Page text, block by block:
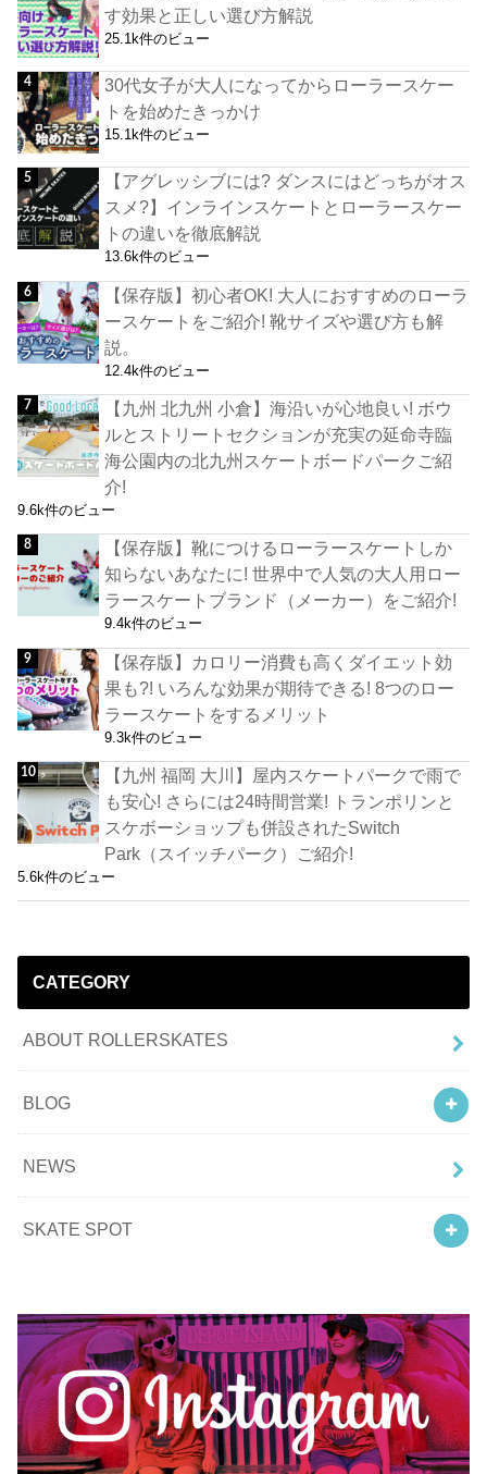
す効果と正しい選び方解説
25.1k件のビュー
30代女子が大人になってからローラースケー
トを始めたきっかけ
15.1k件のビュー
【アグレッシブには? ダンスにはどっちがオス
スメ?】インラインスケートとローラースケー
トの違いを徹底解説
13.6k件のビュー
【保存版】初心者OK! 大人におすすめのローラ
ースケートをご紹介! 靴サイズや選び方も解
説。
12.4k件のビュー
【九州 北九州 小倉】海沿いが心地良い! ボウ
ルとストリートセクションが充実の延命寺臨
海公園内の北九州スケートボードパークご紹
介!
9.6k件のビュー
【保存版】靴につけるローラースケートしか
知らないあなたに! 世界中で人気の大人用ロー
ラースケートブランド（メーカー）をご紹介!
9.4k件のビュー
【保存版】カロリー消費も高くダイエット効
果も?! いろんな効果が期待できる! 8つのロー
ラースケートをするメリット
9.3k件のビュー
【九州 福岡 大川】屋内スケートパークで雨で
も安心! さらには24時間営業! トランポリンと
スケボーショップも併設されたSwitch
Park（スイッチパーク）ご紹介!
5.6k件のビュー
CATEGORY
ABOUT ROLLERSKATES
BLOG
NEWS
SKATE SPOT